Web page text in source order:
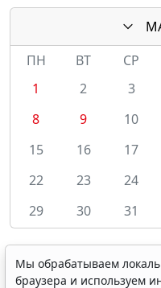
ПН
ВТ СР
1
2 3
8
9 10
15
16 17
22
23 24
29
30 31
Мы обрабатываем
браузера и используем